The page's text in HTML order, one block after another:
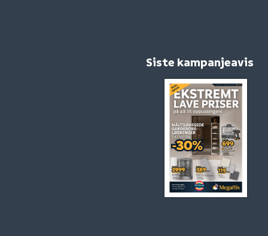
Siste kampanjeavis